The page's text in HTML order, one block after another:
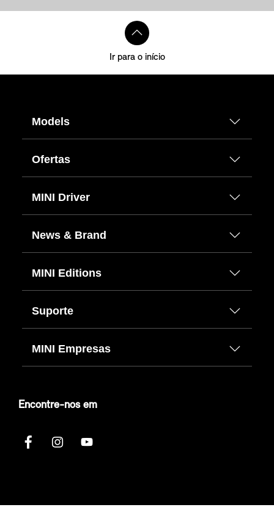
Ir para o início
Models
Ofertas
MINI Driver
News & Brand
MINI Editions
Suporte
MINI Empresas
Encontre-nos em